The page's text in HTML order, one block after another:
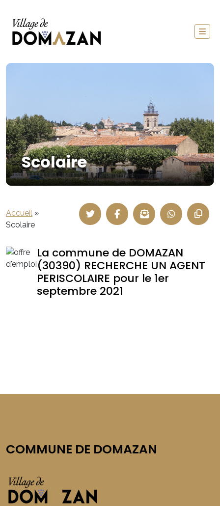
Scolaire
Accueil »
Scolaire
La commune de DOMAZAN
(30390) RECHERCHE UN AGENT
PERISCOLAIRE pour le 1er
septembre 2021
COMMUNE DE DOMAZAN